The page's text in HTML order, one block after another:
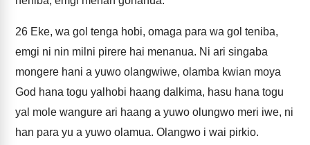
26 Eke, wa gol tenga hobi, omaga para wa gol teniba,
emgi ni nin milni pirere hai menanua. Ni ari singaba
mongere hani a yuwo olangwiwe, olamba kwian moya
God hana togu yalhobi haang dalkima, hasu hana togu
yal mole wangure ari haang a yuwo olungwo meri iwe, ni
han para yu a yuwo olamua. Olangwo i wai pirkio.